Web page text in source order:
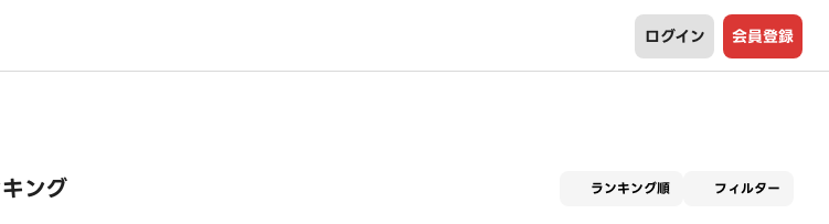
ログイン 会員登録
ング ランキング順 フィルター